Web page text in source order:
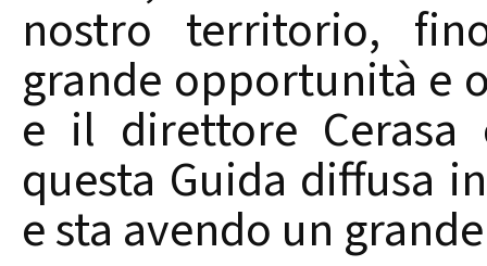
nostro territorio,
grande opportunità e
e il direttore
questa Guida diffusa
e sta avendo un